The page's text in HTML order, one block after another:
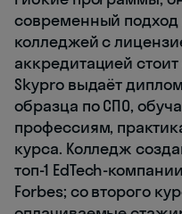
современный подход
колледжей с
аккредитацией стоит
Skypro выдаёт
образца по СПО,
профессиям,
курса. Колледж
топ-1 EdTech-
Forbes; со второго